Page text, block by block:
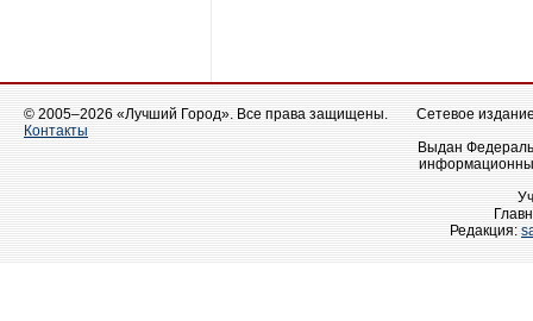
© 2005–2026 «Лучший Город». Все права защищены.
Контакты
Сетевое
Выдан
Редакция: